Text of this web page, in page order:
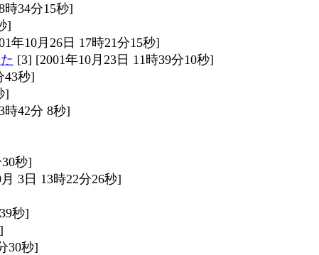
時34分15秒]
]
年10月26日 17時21分15秒]
[3] [2001年10月23日 11時39分10秒]
43秒]
]
時42分 8秒]
秒]
3日 13時22分26秒]
秒]
30秒]